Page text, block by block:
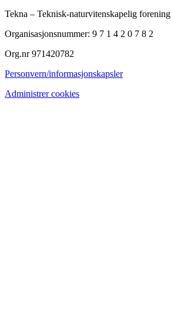
Tekna – Teknisk-naturvitenskapelig forening
Organisasjonsnummer: 9 7 1 4 2 0 7 8 2
Org.nr 971420782
Personvern/informasjonskapsler
Administrer cookies